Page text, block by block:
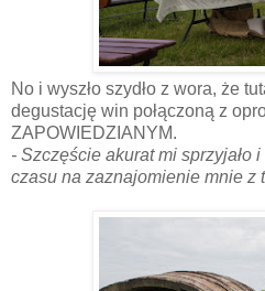
No i wyszło szydło z wora, że
degustację win połączoną z
ZAPOWIEDZIANYM.
- Szczęście akurat mi sprzyjało
czasu na zaznajomienie mnie z